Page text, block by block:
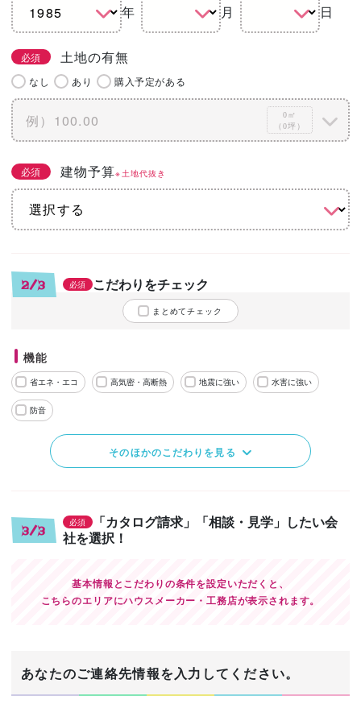
年 月 日
必須 土地の有無
なし あり 購入予定がある
0㎡
（0坪）
必須 建物予算※土地代抜き
2/3 必須 こだわりをチェック
まとめてチェック
機能
省エネ・エコ 高気密・高断熱 地震に強い 水害に強い
防音
そのほかのこだわりを見る
3/3
必須
「カタログ請求」「相談・見学」したい会
社を選択！
基本情報とこだわりの条件を設定いただくと、
こちらのエリアにハウスメーカー・工務店が表示されます。
あなたのご連絡先情報を入力してください。